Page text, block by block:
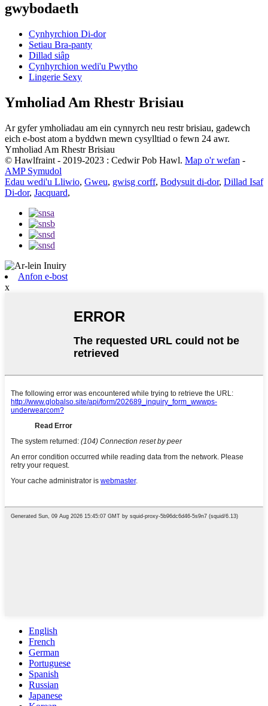
gwybodaeth
Cynhyrchion Di-dor
Setiau Bra-panty
Dillad siâp
Cynhyrchion wedi'u Pwytho
Lingerie Sexy
Ymholiad Am Rhestr Brisiau
Ar gyfer ymholiadau am ein cynnyrch neu restr brisiau, gadewch
eich e-bost atom a byddwn mewn cysylltiad o fewn 24 awr.
Ymholiad Am Rhestr Brisiau
© Hawlfraint - 2019-2023 : Cedwir Pob Hawl. Map o'r wefan -
AMP Symudol
Edau wedi'u Lliwio, Gweu, gwisg corff, Bodysuit di-dor, Dillad Isaf
Di-dor, Jacquard,
Anfon e-bost
x
English
French
German
Portuguese
Spanish
Russian
Japanese